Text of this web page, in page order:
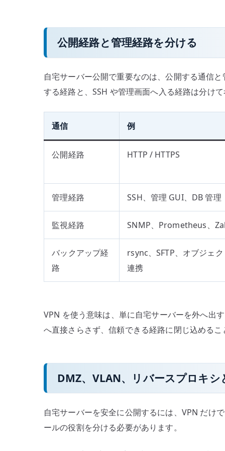
公開経路と管理経路を分ける
自宅サーバー公開で重要なのは、公開する通信
する経路と、SSH や管理画面へ入る経路は分け
通信 例
公開経路 HTTP / HTTPS
管理経路 SSH、管理 GUI、DB 管理
監視経路 SNMP、Prometheus、
バックアップ経
路
rsync、SFTP、オブジェ
連携
VPN を使う意味は、単に自宅サーバーを外へ出
へ直接さらさず、信頼できる経路に閉じ込める
DMZ、VLAN、リバースプロキシ
自宅サーバーを安全に公開するには、VPN だけ
ールの役割を分ける必要があります。